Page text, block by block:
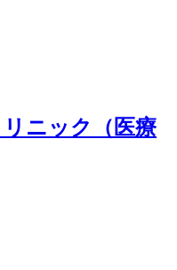
ニック（医療